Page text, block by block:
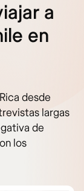
a
en
desde
largas
de
los